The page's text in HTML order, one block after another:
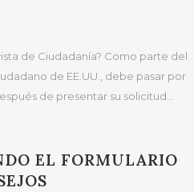
de Ciudadanía? Como parte del
de EE.UU., debe pasar por
de presentar su solicitud...
EL FORMULARIO